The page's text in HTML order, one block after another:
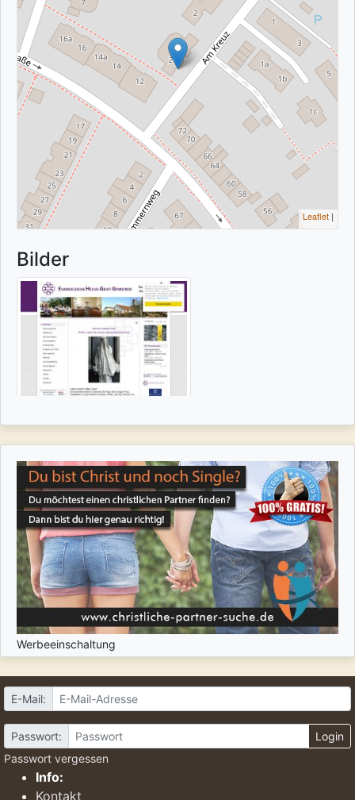
Leaflet |
Bilder
Werbeeinschaltung
E-Mail:
Passwort:
Login
Passwort vergessen
Info:
Kontakt